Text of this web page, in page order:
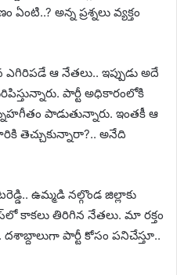
అన్న ప్రశ్నలు వ్యక్తం
ఎగిరిపడే ఆ నేతలు.. ఇప్పుడు అదే
పార్టీ అధికారంలోకి
పాడుతున్నారు. ఇంతకీ ఆ
తెచ్చుకున్నారా?.. అనేది
ఉమ్మడి నల్గొండ జిల్లాకు
కాకలు తిరిగిన నేతలు. మా రక్తం
పార్టీ కోసం పనిచేస్తూ..